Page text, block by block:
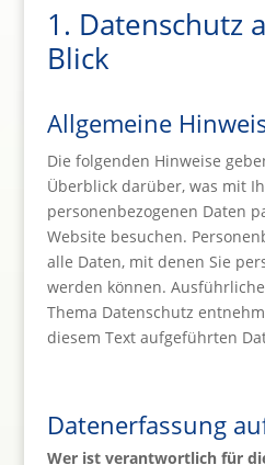
1. Datenschutz
Blick
Allgemeine
Die folgenden Hinweise
Überblick darüber, was mit
personenbezogenen Daten
Website besuchen.
alle Daten, mit denen Sie
werden können.
Thema Datenschutz
diesem Text aufgeführten
Datenerfassung
Wer ist verantwortlich für